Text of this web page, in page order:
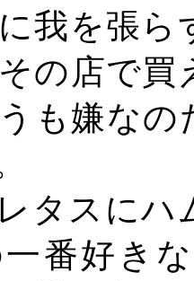
我を張
の店で
も嫌なの
タスにハ
番好き